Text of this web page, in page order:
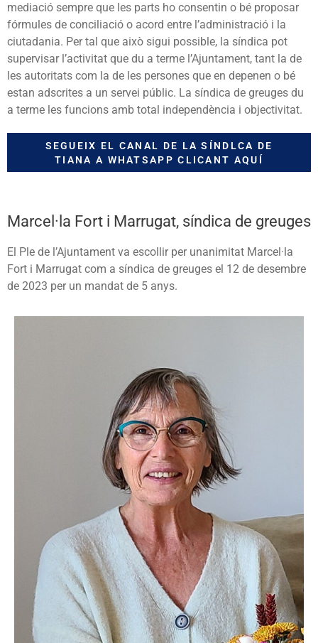
mediació sempre que les parts ho consentin o bé proposar
fórmules de conciliació o acord entre l’administració i la
ciutadania. Per tal que això sigui possible, la síndica pot
supervisar l’activitat que du a terme l’Ajuntament, tant la de
les autoritats com la de les persones que en depenen o bé
estan adscrites a un servei públic. La síndica de greuges du
a terme les funcions amb total independència i objectivitat.
SEGUEIX EL CANAL DE LA SÍNDLCA DE
TIANA A WHATSAPP CLICANT AQUÍ
Marcel·la Fort i Marrugat, síndica de greuges
El Ple de l’Ajuntament va escollir per unanimitat Marcel·la
Fort i Marrugat com a síndica de greuges el 12 de desembre
de 2023 per un mandat de 5 anys.